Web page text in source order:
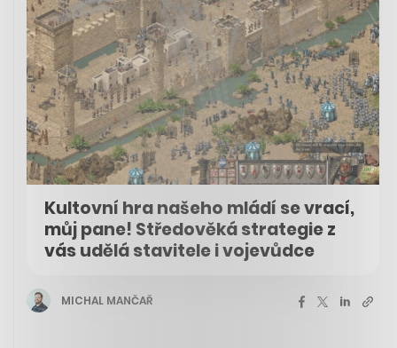
Kultovní hra našeho mládí se vrací,
můj pane! Středověká strategie z
vás udělá stavitele i vojevůdce
MICHAL MANČAŘ